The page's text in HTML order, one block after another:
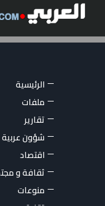
الرئيسية
ملفات
تقارير
شؤون عربية
اقتصاد
ثقافة و
منوعات